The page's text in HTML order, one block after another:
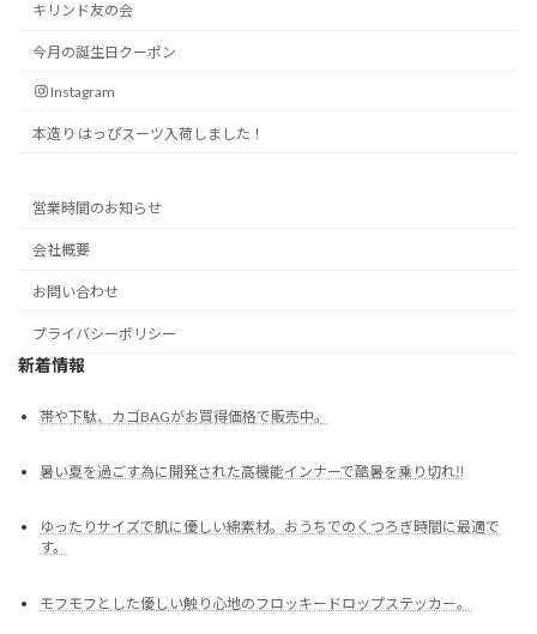
キリンド友の会
今月の誕生日クーポン
Instagram
本造り はっぴスーツ入荷しました！
営業時間のお知らせ
会社概要
お問い合わせ
プライバシーポリシー
新着情報
帯や下駄、カゴBAGがお買得価格で販売中。
暑い夏を過ごす為に開発された高機能インナーで酷暑を乗り切れ‼
ゆったりサイズで肌に優しい綿素材。おうちでのくつろぎ時間に最適で
す。
モフモフとした優しい触り心地のフロッキードロップステッカー。